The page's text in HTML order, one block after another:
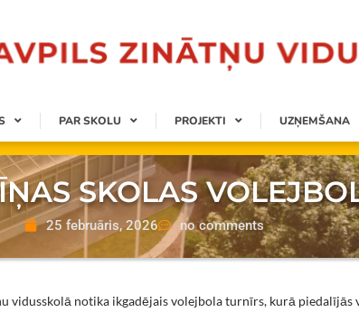
PAR SKOLU PROJEKTI UZŅEMŠANA
SKOLAS
25 februāris, 2026 no comments
vidusskolā notika ikgadējais volejbola turnīrs, kurā piedalījās